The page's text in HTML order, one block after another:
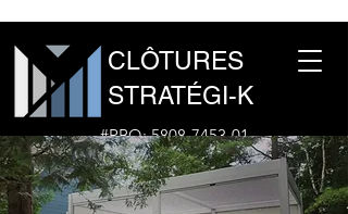
CLÔTURES
STRATÉGI-K
#RBQ:5808-7453-01
1-877-960-1691